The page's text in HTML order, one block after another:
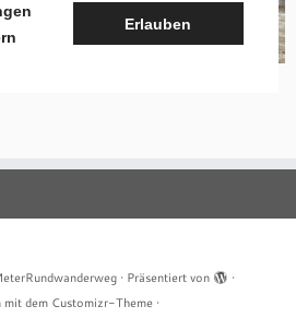
· Präsentiert von
·
mit dem Customizr-Theme ·
Erlauben